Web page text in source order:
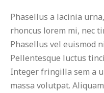
Phasellus a lacinia
rhoncus lorem mi, nec
Phasellus vel euismod
Pellentesque luctus
Integer fringilla sem a
massa volutpat.